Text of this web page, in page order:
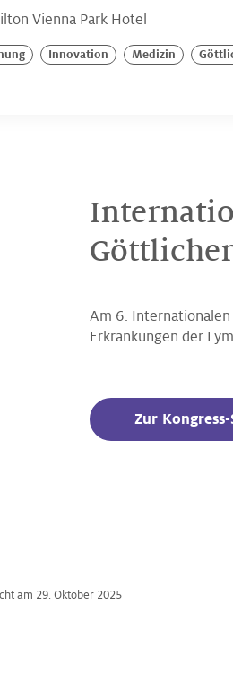
Vienna Park Hotel
Innovation Medizin
Am 6. Internationalen
Erkrankungen der
Zur
am 29. Oktober 2025